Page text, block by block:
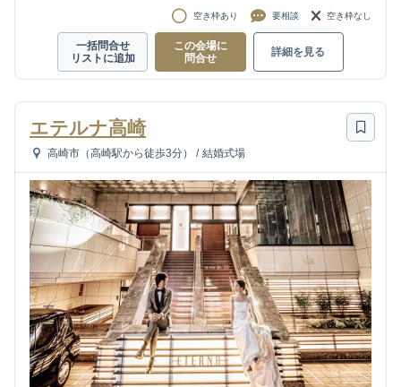
空き枠あり 要相談 空き枠なし
一括問合せ
リストに追加
この会場に
問合せ
詳細を見る
エテルナ高崎
高崎市（高崎駅から徒歩3分） / 結婚式場